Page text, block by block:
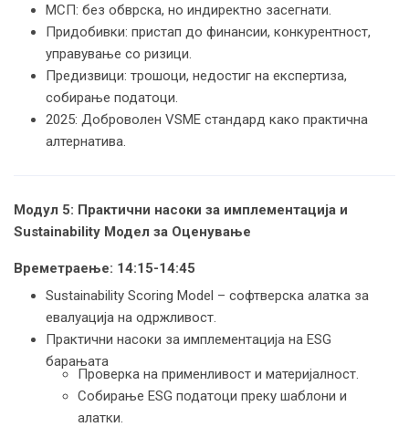
МСП: без обврска, но индиректно засегнати.
Придобивки: пристап до финансии, конкурентност,
управување со ризици.
Предизвици: трошоци, недостиг на експертиза,
собирање податоци.
2025: Доброволен VSME стандард како практична
алтернатива.
Модул 5: Практични насоки за имплементација и
Sustainability Модел за Оценување
Времетраење: 14:15-14:45
Sustainability Scoring Model – софтверска алатка за
евалуација на одржливост.
Практични насоки за имплементација на ESG
барањата
Проверка на применливост и материјалност.
Собирање ESG податоци преку шаблони и
алатки.